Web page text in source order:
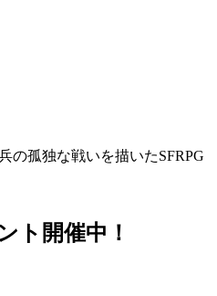
の孤独な戦いを描いたSFRPG
ト開催中！